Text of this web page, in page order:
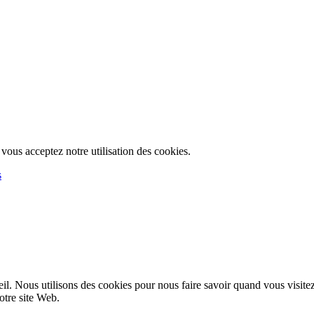
acceptez notre utilisation des cookies.
Nous utilisons des cookies pour nous faire savoir quand vous
site Web.